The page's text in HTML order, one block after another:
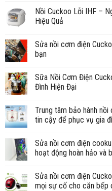
Nồi Cuckoo Lỗi IHF –
Hiệu Quả
Sửa nồi cơm điện
bạn
Sữa Nồi Cơm Điện
Đình Hiện Đại
Trung tâm bảo hành
tin cậy để phục vụ gia
Sửa nồi cơm điện
hoạt động hoàn hảo và
Sửa nồi cơm điện
mọi sự cố cho căn bếp